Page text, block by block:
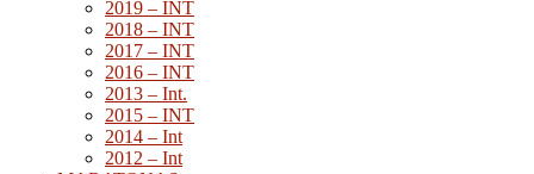
2019 – INT
2018 – INT
2017 – INT
2016 – INT
2013 – Int.
2015 – INT
2014 – Int
2012 – Int